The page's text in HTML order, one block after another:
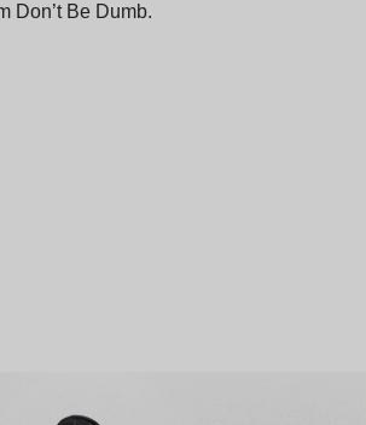
Don’t Be Dumb.